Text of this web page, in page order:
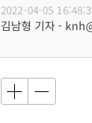
2022-04-05
김남형 기자 -